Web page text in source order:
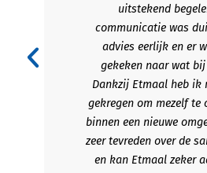
uitstekend
communicatie was
advies eerlijk en er
gekeken naar wat
Dankzij Etmaal heb ik
gekregen om mezelf te
binnen een nieuwe
zeer tevreden over de
en kan Etmaal zeker